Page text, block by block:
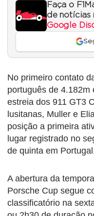
Faça o
de notícias
Google
No primeiro contato
português de 4.182m
estreia dos 911 GT3
lusitanas, Muller e
posição a primeira
lugar registrado no
de quinta em
A abertura da
Porsche Cup segue
classificatório na